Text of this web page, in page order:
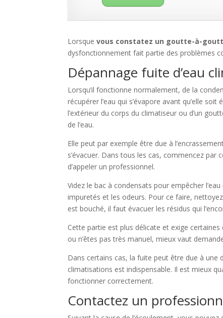
Lorsquevous constatez un goutte-à-
dysfonctionnement fait partie des problèmes
Dépannage fuite d’eau
Lorsqu’il fonctionne normalement, de la
récupérer l’eau qui s’évapore avant qu’elle
l’extérieur du corps du climatiseur ou d’un
de l’eau.
Elle peut par exemple être due à
s’évacuer. Dans tous les cas, commencez
d’appeler un professionnel.
Videz le bac à condensats pour empêcher
impuretés et les odeurs. Pour ce faire, nettoyez
est bouché, il faut évacuer les résidus qui
Cette partie est plus délicate et exige certaines
ou n’êtes pas très manuel, mieux vaut
Dans certains cas, la fuite peut être due à une
climatisations est indispensable. Il est mieux
fonctionner correctement.
Contactez un